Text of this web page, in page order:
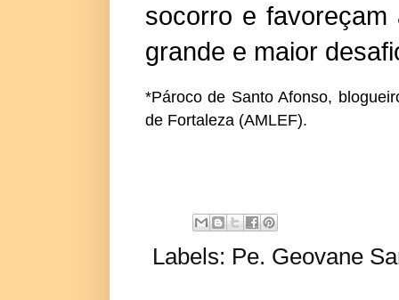
socorro e
grande e maior
*Pároco de Santo Afonso,
de Fortaleza (AMLEF).
Labels: Pe. Geovane